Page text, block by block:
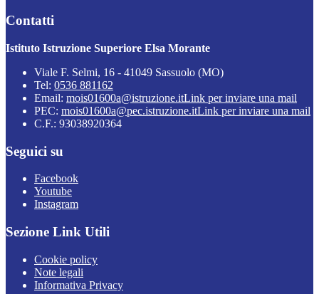
Contatti
Istituto Istruzione Superiore Elsa Morante
Viale F. Selmi, 16 - 41049 Sassuolo (MO)
Tel: 0536 881162
Email: mois01600a@istruzione.itLink per inviare una mail
PEC: mois01600a@pec.istruzione.itLink per inviare una mail
C.F.: 93038920364
Seguici su
Facebook
Youtube
Instagram
Sezione Link Utili
Cookie policy
Note legali
Informativa Privacy